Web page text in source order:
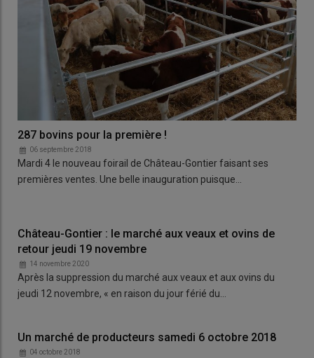
287 bovins pour la première !
06 septembre 2018
Mardi 4 le nouveau foirail de Château-Gontier faisant ses
premières ventes. Une belle inauguration puisque…
Château-Gontier : le marché aux veaux et ovins de
retour jeudi 19 novembre
14 novembre 2020
Après la suppression du marché aux veaux et aux ovins du
jeudi 12 novembre, « en raison du jour férié du…
Un marché de producteurs samedi 6 octobre 2018
04 octobre 2018